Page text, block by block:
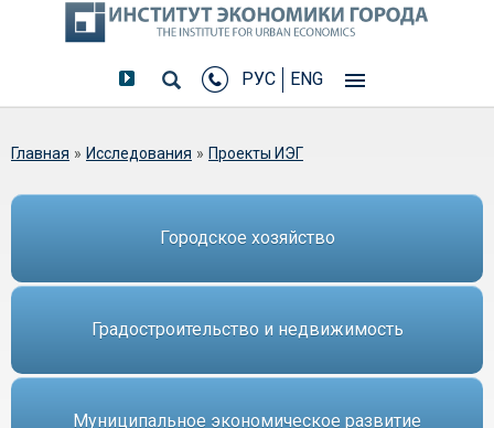
РУС ENG
Вы здесь
Главная » Исследования » Проекты ИЭГ
Городское хозяйство
Градостроительство и недвижимость
Муниципальное экономическое развитие